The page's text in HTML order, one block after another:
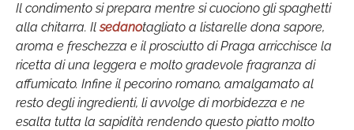
Il condimento si prepara mentre si cuociono gli spaghetti
alla chitarra. Ilsedanotagliato a listarelle dona sapore,
aroma e freschezza e il prosciutto di Praga arricchisce la
ricetta di una leggera e molto gradevole fragranza di
affumicato. Infine il pecorino romano, amalgamato al
resto degli ingredienti, li avvolge di morbidezza e ne
esalta tutta la sapidità rendendo questo piatto molto